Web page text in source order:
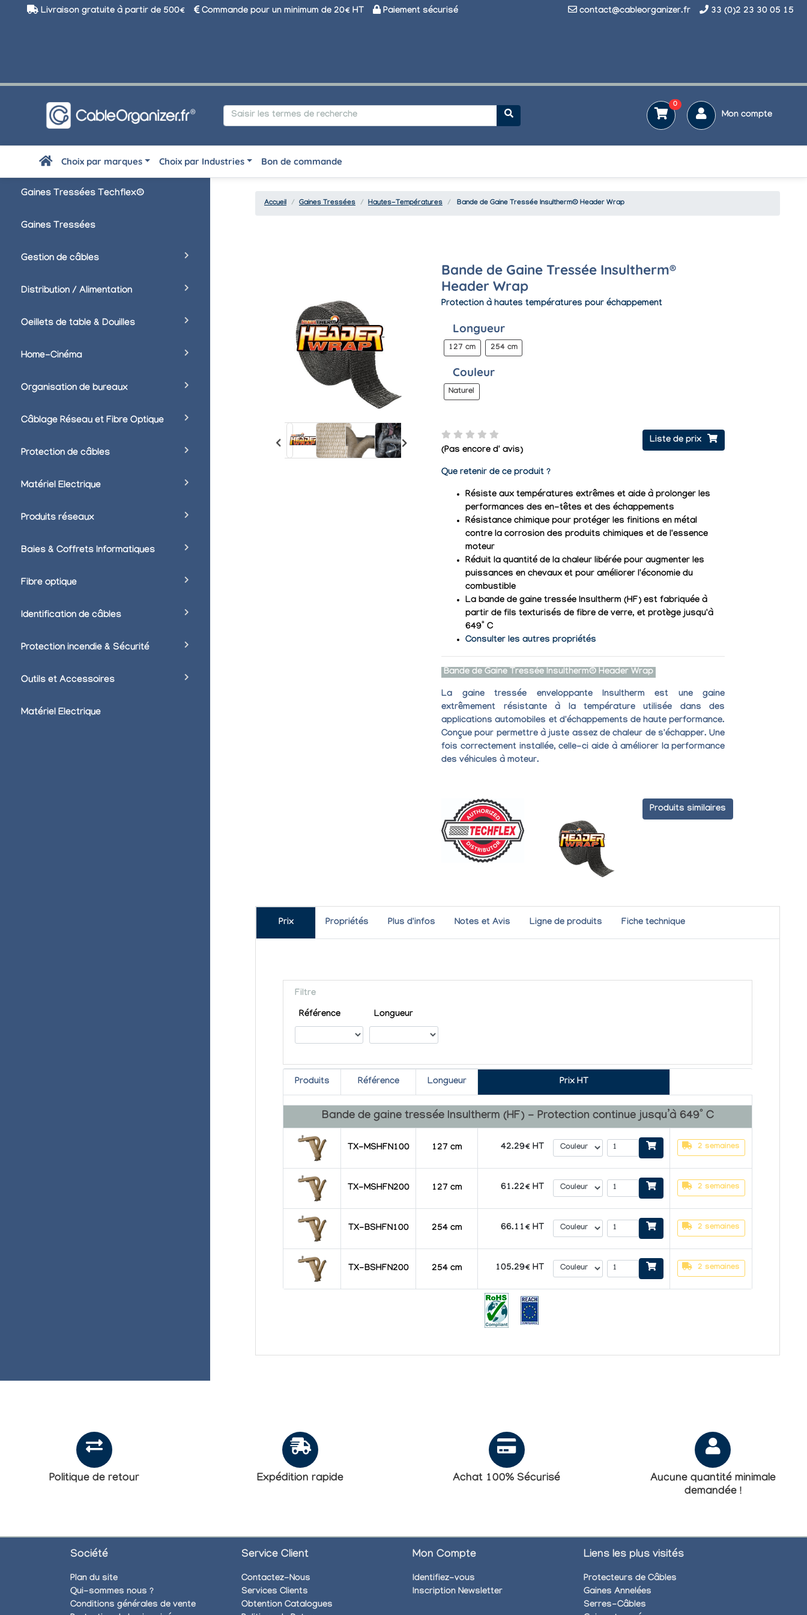
Livraison gratuite à partir de 500€ Commande pour un minimum de 20€ HT Paiement sécurisé contact@cableorganizer.fr 33 (0)2 23 30 05 15
0
Mon compte
Choix par marques Choix par Industries Bon de commande
Gaines Tressées Techflex®
Gaines Tressées
Gestion de câbles
Distribution / Alimentation
Oeillets de table & Douilles
Home-Cinéma
Organisation de bureaux
Câblage Réseau et Fibre Optique
Protection de câbles
Matériel Electrique
Produits réseaux
Baies & Coffrets Informatiques
Fibre optique
Identification de câbles
Protection incendie & Sécurité
Outils et Accessoires
Matériel Electrique
Accueil Gaines Tressées Hautes-Températures Bande de Gaine Tressée Insultherm® Header Wrap
Bande de Gaine Tressée Insultherm®
Header Wrap
Protection à hautes températures pour échappement
Longueur
127 cm 254 cm
Couleur
Naturel
(Pas encore d' avis)
Liste de prix
Que retenir de ce produit ?
Résiste aux températures extrêmes et aide à prolonger les
performances des en-têtes et des échappements
Résistance chimique pour protéger les finitions en métal
contre la corrosion des produits chimiques et de l'essence
moteur
Réduit la quantité de la chaleur libérée pour augmenter les
puissances en chevaux et pour améliorer l'économie du
combustible
La bande de gaine tressée Insultherm (HF) est fabriquée à
partir de fils texturisés de fibre de verre, et protège jusqu'à
649° C
Consulter les autres propriétés
Bande de Gaine Tressée Insultherm® Header Wrap
La gaine tressée enveloppante Insultherm est une gaine
extrêmement résistante à la températureutilisée dans des
applications automobiles et d'échappements de haute performance.
Conçue pour permettre à juste assez de chaleur de s'échapper. Une
fois correctement installée, celle-ci aide à améliorer la performance
des véhicules à moteur.
Produits similaires
Prix Propriétés Plus d'infos Notes et Avis Ligne de produits Fiche technique
Filtre
Référence
Longueur
Produits Référence Longueur Prix HT
Bande de gaine tressée Insultherm (HF) - Protection continue jusqu’à 649° C
TX-MSHFN100 127 cm 42.29€ HT 2 semaines
TX-MSHFN200 127 cm 61.22€ HT 2 semaines
TX-BSHFN100 254 cm 66.11€ HT 2 semaines
TX-BSHFN200 254 cm 105.29€ HT 2 semaines
Politique de retour Expédition rapide Achat 100% Sécurisé
Aucune quantité minimale
demandée !
Société
Plan du site
Qui-sommes nous ?
Conditions générales de vente
Service Client
Contactez-Nous
Services Clients
Obtention Catalogues
Mon Compte
Identifiez-vous
Inscription Newsletter
Liens les plus visités
Protecteurs de Câbles
Gaines Annelées
Serres-Câbles